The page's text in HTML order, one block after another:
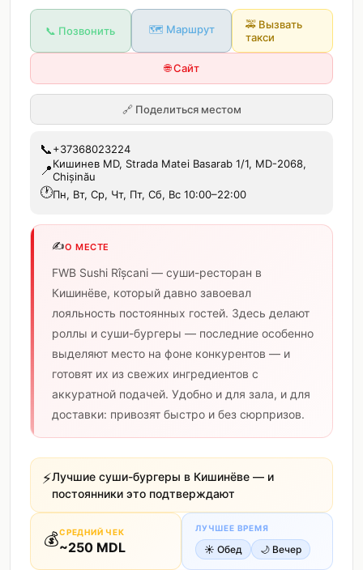
📞 Позвонить 🗺️ Маршрут 🚕 Вызвать
такси
🌐 Сайт
🔗 Поделиться местом
📞+37368023224
📍Кишинев MD, Strada Matei Basarab 1/1, MD-2068,
Chișinău
🕐Пн, Вт, Ср, Чт, Пт, Сб, Вс 10:00–22:00
✍️О МЕСТЕ
FWB Sushi Rîșcani — суши-ресторан в
Кишинёве, который давно завоевал
лояльность постоянных гостей. Здесь делают
роллы и суши-бургеры — последние особенно
выделяют место на фоне конкурентов — и
готовят их из свежих ингредиентов с
аккуратной подачей. Удобно и для зала, и для
доставки: привозят быстро и без сюрпризов.
⚡Лучшие суши-бургеры в Кишинёве — и
постоянники это подтверждают
💰СРЕДНИЙ ЧЕК
~250 MDL
ЛУЧШЕЕ ВРЕМЯ
☀️ Обед 🌙 Вечер